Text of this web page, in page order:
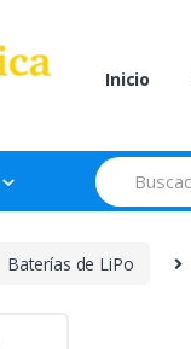
Inicio
Search
for:
Baterías de LiPo